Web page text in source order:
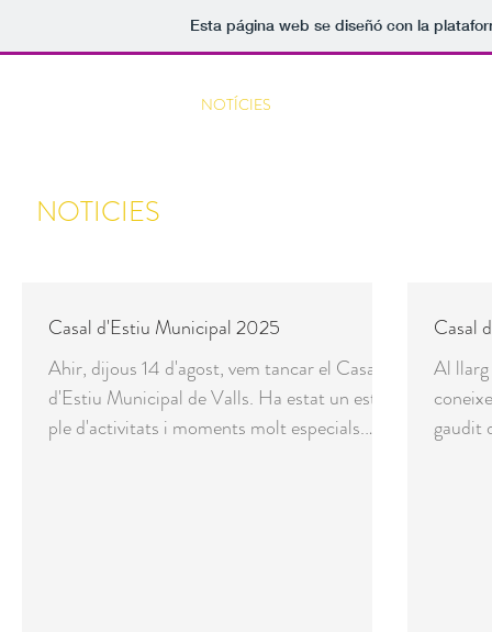
Esta página web se diseñó con la
NOTÍCIES
NOTICIES
Casal d'Estiu Municipal 2025
Ahir, dijous 14 d'agost, vem tancar el Casal
d'Estiu Municipal de Valls. Ha estat un estiu
ple d'activitats i moments molt especials.
Casal
Al
gaudit